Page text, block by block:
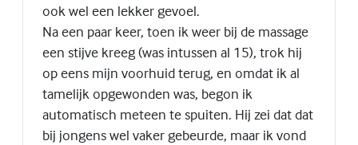
ook wel een lekker gevoel.
Na een paar keer, toen ik weer bij de massage
een stijve kreeg (was intussen al 15), trok hij
op eens mijn voorhuid terug, en omdat ik al
tamelijk opgewonden was, begon ik
automatisch meteen te spuiten. Hij zei dat dat
bij jongens wel vaker gebeurde, maar ik vond